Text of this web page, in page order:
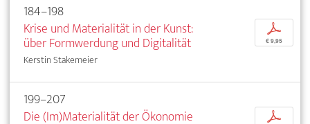
184–198
Krise und Materialität in der Kunst:
über Formwerdung und Digitalität
Kerstin Stakemeier
p
€ 9,95
199–207
Die (Im)Materialität der Ökonomie
p